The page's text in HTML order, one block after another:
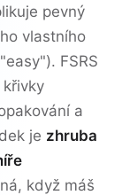
pevný
vlastního
FSRS
křivky
a
je zhruba
když máš